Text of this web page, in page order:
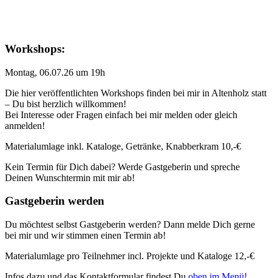
Workshops:
Montag, 06.07.26 um 19h
Die hier veröffentlichten Workshops finden bei mir in Altenholz statt
– Du bist herzlich willkommen!
Bei Interesse oder Fragen einfach bei mir melden oder gleich
anmelden!
Materialumlage inkl. Kataloge, Getränke, Knabberkram 10,-€
Kein Termin für Dich dabei? Werde Gastgeberin und spreche
Deinen Wunschtermin mit mir ab!
Gastgeberin werden
Du möchtest selbst Gastgeberin werden? Dann melde Dich gerne
bei mir und wir stimmen einen Termin ab!
Materialumlage pro Teilnehmer incl. Projekte und Kataloge 12,-€